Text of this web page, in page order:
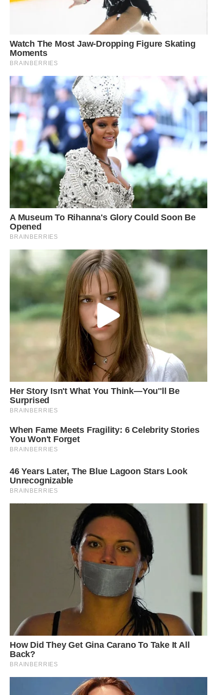
«Що ж нам робити, пташечко?.. Не можна цього, засудять
нас…», а сам цілував величезні карі оченята, ніжні холодні
від морозу щічки, – всього того Гнат тоді майже не
усвідомлював, а вже потім прокручував і прокручував у
голові тисячу разів те їх перше побачення…
Почалися зустрічі. Таємні-претаємні, обережні-
преобережні. Літали обоє. Але таке щастя не сховаєш
надовго – людське око пильне і немилосердне.
Пішли чутки-перешіптування.
Мати спробувала поговорити з Мартою, викликати на
відвертість спочатку, потім сварила, грозилася відректися
від неї зовсім, бо вже не сила їм таку Марту ростити-
терпіти, в кого вона така на їх голову вдалася… Та Марта
відмовчувалася і заперечувала все, відмахувалася… А
коли батько погрозив, що з дому вижене і поб’є, Марта
сама їх покине, втече світ за очі. На тому і скінчилося на
якийсь час.
вірити чуткам не хотіла, сподіваючись, що не спроможний
Гнат її на таке.
А вони оберігали своє гріховне щастя ретельно, як могли.